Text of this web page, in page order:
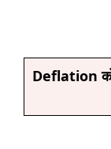
Deflation को